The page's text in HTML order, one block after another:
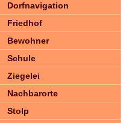
Dorfnavigation
Friedhof
Bewohner
Schule
Ziegelei
Nachbarorte
Stolp